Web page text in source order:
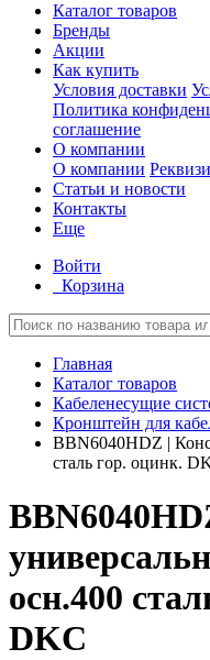
Каталог товаров
Бренды
Акции
Как купить
Условия доставки
Политика
соглашение
О компании
О компании
Статьи и новости
Контакты
Еще
Войти
Корзина
Главная
Каталог товаров
Кабеленесущие
Кронштейн для
BBN6040HDZ |
сталь гор. оцинк.
осн.400
DKC